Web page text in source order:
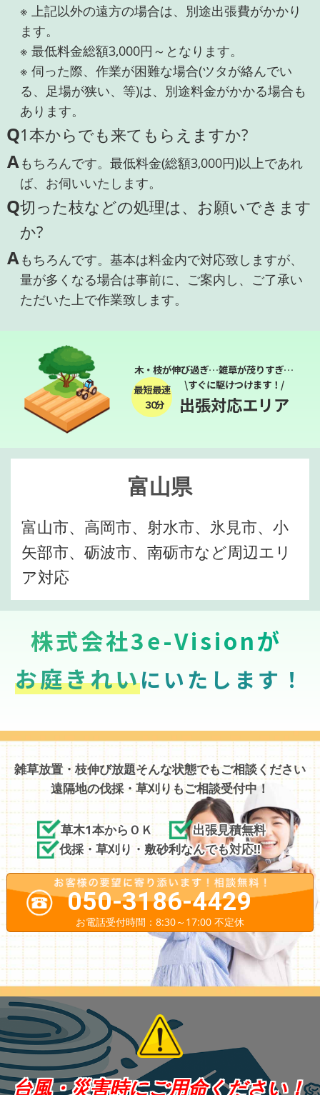
※ 上記以外の遠方の場合は、別途出張費がかかり
ます。
※ 最低料金総額3,000円～となります。
※ 伺った際、作業が困難な場合(ツタが絡んでい
る、足場が狭い、等)は、別途料金がかかる場合も
あります。
Q1本からでも来てもらえますか?
Aもちろんです。最低料金(総額3,000円)以上であれ
ば、お伺いいたします。
Q切った枝などの処理は、お願いできます
か?
Aもちろんです。基本は料金内で対応致しますが、
量が多くなる場合は事前に、ご案内し、ご了承い
ただいた上で作業致します。
木・枝が伸び過ぎ…雑草が茂りすぎ…
最短最速
３０分
\すぐに駆けつけます！/
出張対応エリア
富山県
富山市、高岡市、射水市、氷見市、小
矢部市、砺波市、南砺市など周辺エリ
ア対応
株式会社3e-Visionが
お庭きれいにいたします！
雑草放置・枝伸び放題そんな状態でもご相談ください
遠隔地の伐採・草刈りもご相談受付中！
草木1本からＯＫ
出張見積無料
伐採・草刈り・敷砂利なんでも対応!!
050-3186-4429
お電話受付時間：8:30～17:00 不定休
台風・災害時にご用命ください！